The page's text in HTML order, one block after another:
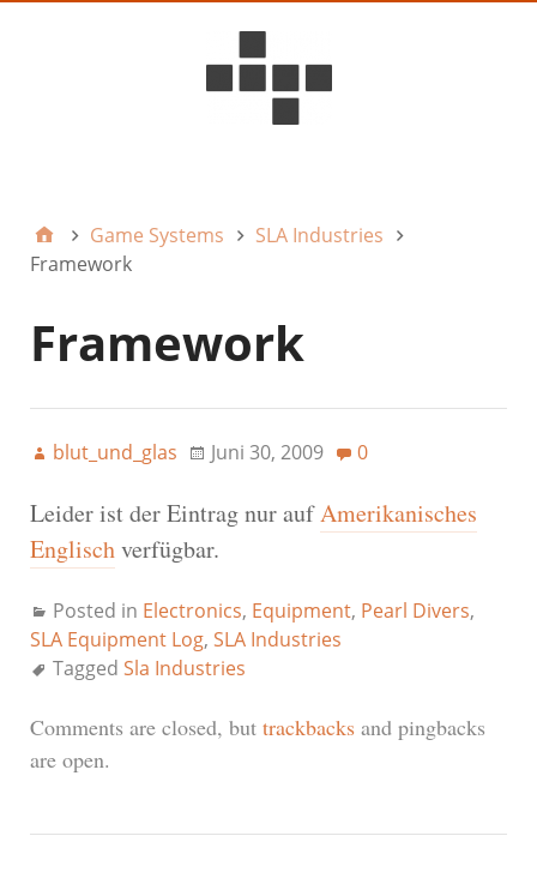
Game Systems
SLA Industries
Framework
Framework
blut_und_glas Juni 30, 2009 0
Leider ist der Eintrag nur aufAmerikanisches
Englischverfügbar.
Posted in Electronics, Equipment, Pearl Divers,
SLA Equipment Log, SLA Industries
Tagged Sla Industries
Comments are closed, but trackbacks and pingbacks
are open.